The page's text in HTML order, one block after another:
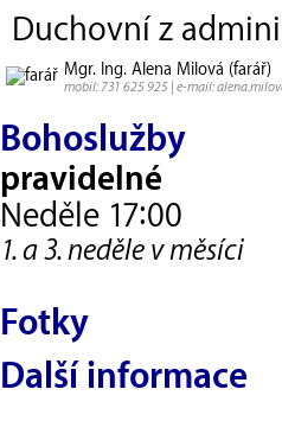
Duchovní z
Mgr. Ing. Alena Milová (farář)
mobil: 731 625 925 | e-mail:
Bohoslužby
pravidelné
Neděle 17:00
1. a 3. neděle v měsíci
Fotky
Další informace